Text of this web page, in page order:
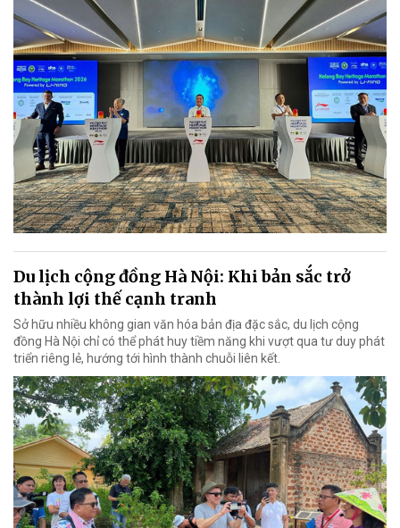
Du lịch cộng đồng Hà Nội: Khi bản sắc trở
thành lợi thế cạnh tranh
Sở hữu nhiều không gian văn hóa bản địa đặc sắc, du lịch cộng
đồng Hà Nội chỉ có thể phát huy tiềm năng khi vượt qua tư duy phát
triển riêng lẻ, hướng tới hình thành chuỗi liên kết.